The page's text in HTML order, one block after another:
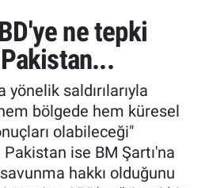
ne tepki
yönelik saldırılarıyla
bölgede hem küresel
olabileceği"
Pakistan ise BM Şartı'na
hakkı olduğunu